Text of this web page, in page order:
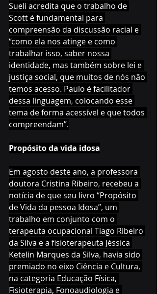
Sueli acredita que o trabalho de
Scott é fundamental para
compreensão da discussão racial e
“como ela nos atinge e como
trabalhar isso, saber nossa
identidade, mas também sobre lei e
justiça social, que muitos de nós não
temos acesso. Paulo é facilitador
dessa linguagem, colocando esse
tema de forma acessível e que todos
compreendam”.
Propósito da vida idosa
Em agosto deste ano, a professora
doutora Cristina Ribeiro, recebeu a
notícia de que seu livro “Propósito
de Vida da pessoa Idosa”, um
trabalho em conjunto com o
terapeuta ocupacional Tiago Ribeiro
da Silva e a fisioterapeuta Jéssica
Ketelin Marques da Silva, havia sido
premiado no eixo Ciência e Cultura,
na categoria Educação Física,
Fisioterapia, Fonoaudiologia e